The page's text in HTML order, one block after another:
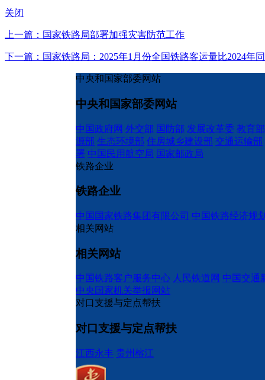
关闭
上一篇：国家铁路局部署加强灾害防范工作
下一篇：国家铁路局：2025年1月份全国铁路客运量比2024年
中央和国家部委网站
中央和国家部委网站
中国政府网 外交部 国防部 发展改革委 教育部
源部 生态环境部 住房城乡建设部 交通运输部
署 中国民用航空局 国家邮政局
铁路企业
铁路企业
中国国家铁路集团有限公司 中国铁路经济规
相关网站
相关网站
中国铁路客户服务中心 人民铁道网 中国交通
中央国家机关举报网站
对口支援与定点帮扶
对口支援与定点帮扶
江西永丰 贵州榕江